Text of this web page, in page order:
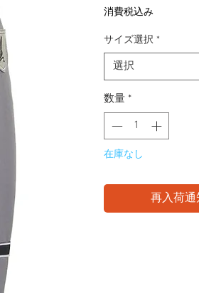
消費税込み
サイズ選択 *
選択
数量 *
在庫なし
再入荷